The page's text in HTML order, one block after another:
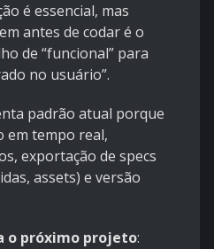
é essencial, mas
antes de codar é o
de “funcional” para
no usuário”.
padrão atual porque
em tempo real,
exportação de specs
assets) e versão
o próximo projeto: